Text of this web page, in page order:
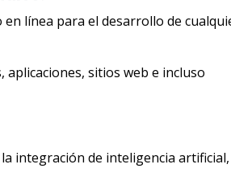
línea para el desarrollo de
aplicaciones, sitios web e incluso
integración de inteligencia artificial,